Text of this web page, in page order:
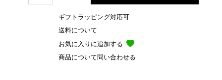
ギフトラッピング対応可
送料について
お気に入りに追加する
商品について問い合わせる